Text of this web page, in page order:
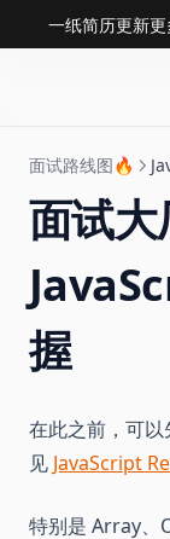
面试路线图🔥
面试
握
在此之前，可以
见 JavaScript
特别是 Array、